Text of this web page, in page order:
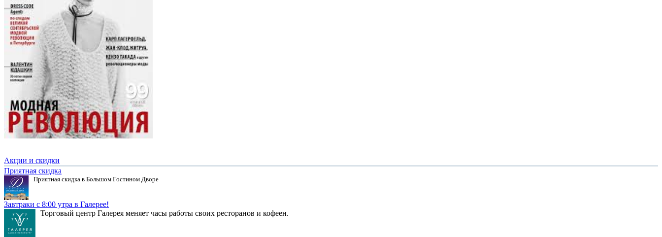
Акции и скидки
Приятная скидка
Приятная скидка в Большом Гостином Дворе
Завтраки с 8:00 утра в Галерее!
Торговый центр Галерея меняет часы работы своих ресторанов и кофеен.